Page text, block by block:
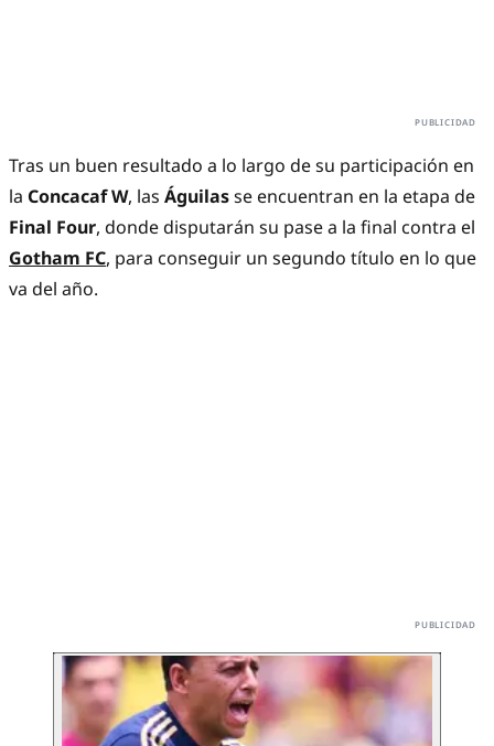
Tras un buen resultado a lo largo de su participación en
la Concacaf W, las Águilasse encuentran en la etapa de
Final Four, donde disputarán su pase a la final contra el
Gotham FC, para conseguir un segundo título en lo que
va del año.